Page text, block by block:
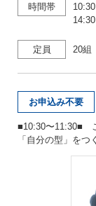
時間帯
定員 20組
お申込み不要
■10:30〜11:30■
「自分の型」をつ